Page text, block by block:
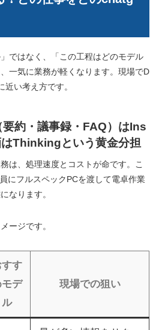
ではなく、「この工程はどのモデル
一気に業務が軽くなります。現場でD
近い考え方です。
要約・議事録・FAQ）はIns
Thinkingという黄金分担
は、処理速度とコストが命です。こ
にフルスペックPCを渡して電卓作業
なります。
ージです。
すす
デ
ル
現場での狙い